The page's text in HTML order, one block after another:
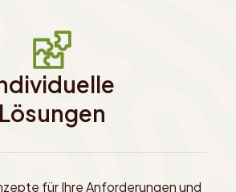
Lösungen
für Ihre Anforderungen und